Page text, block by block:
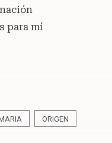
para mí
ORIGEN